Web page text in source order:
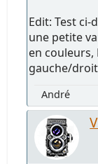
Edit: Test ci-
une petite
en couleurs,
gauche/
André